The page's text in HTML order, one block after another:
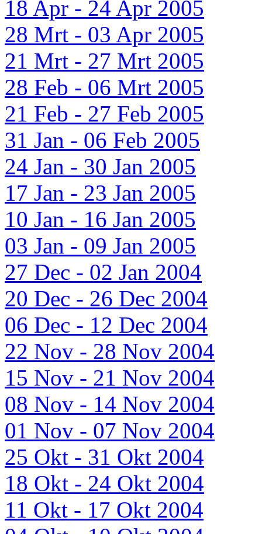
18 Apr - 24 Apr 2005
28 Mrt - 03 Apr 2005
21 Mrt - 27 Mrt 2005
28 Feb - 06 Mrt 2005
21 Feb - 27 Feb 2005
31 Jan - 06 Feb 2005
24 Jan - 30 Jan 2005
17 Jan - 23 Jan 2005
10 Jan - 16 Jan 2005
03 Jan - 09 Jan 2005
27 Dec - 02 Jan 2004
20 Dec - 26 Dec 2004
06 Dec - 12 Dec 2004
22 Nov - 28 Nov 2004
15 Nov - 21 Nov 2004
08 Nov - 14 Nov 2004
01 Nov - 07 Nov 2004
25 Okt - 31 Okt 2004
18 Okt - 24 Okt 2004
11 Okt - 17 Okt 2004